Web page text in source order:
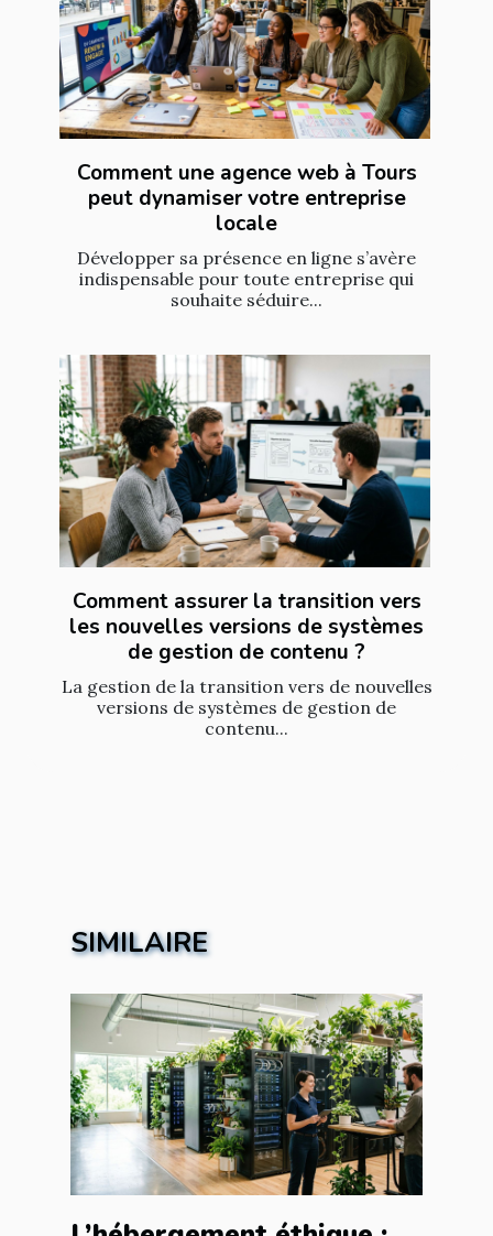
Comment une agence web à Tours
peut dynamiser votre entreprise
locale
Développer sa présence en ligne s’avère
indispensable pour toute entreprise qui
souhaite séduire...
Comment assurer la transition vers
les nouvelles versions de systèmes
de gestion de contenu ?
La gestion de la transition vers de nouvelles
versions de systèmes de gestion de
contenu...
SIMILAIRE